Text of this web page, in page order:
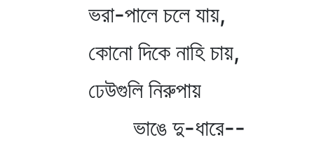
ভরা-পালে চলে যায়,
কোনো দিকে নাহি চায়,
ঢেউগুলি নিরুপায়
ভাঙে দু-ধারে--